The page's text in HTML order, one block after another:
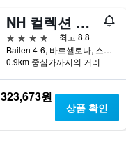
NH 컬렉션 바르셀로나 포디엄
4성급
최고 8.8
Bailen 4-6, 바르셀로나, 스페인
0.9km 중심가까지의 거리
323,673원
상품 확인